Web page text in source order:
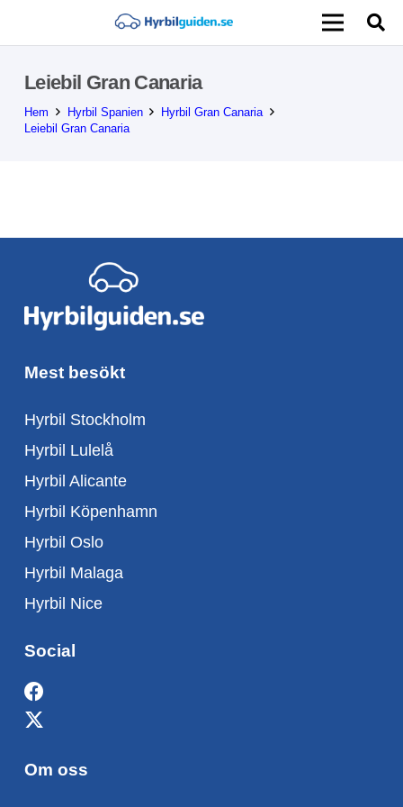
Leiebil Gran Canaria
Hem Hyrbil Spanien
Hyrbil Gran Canaria
Leiebil Gran Canaria
Mest besökt
Hyrbil Stockholm
Hyrbil Lulelå
Hyrbil Alicante
Hyrbil Köpenhamn
Hyrbil Oslo
Hyrbil Malaga
Hyrbil Nice
Social
Om oss